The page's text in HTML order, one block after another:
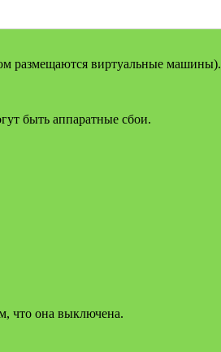
размещаются виртуальные машины).
быть аппаратные сбои.
что она выключена.